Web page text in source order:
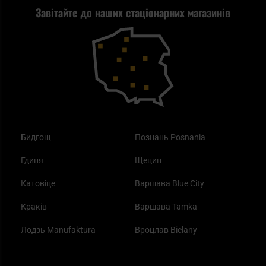
Завітайте до наших стаціонарних магазинів
Бидгощ
Гдиня
Катовіце
Краків
Лодзь Manufaktura
Познань Posnania
Щецин
Варшава Blue City
Варшава Tamka
Вроцлав Bielany
Повернення товару
Blackout - що це таке?
Як працює маска від смогу?
Найкращі спальні мішки на осінь
Самозахист